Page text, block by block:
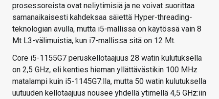
prosessoreista ovat neliytimisiä ja ne voivat suorittaa
samanaikaisesti kahdeksaa säiettä Hyper-threading-
teknologian avulla, mutta i5-mallissa on käytössä vain 8
Mt L3-välimuistia, kun i7-mallissa sitä on 12 Mt.
Core i5-1155G7 peruskellotaajuus 28 watin kulutuksella
on 2,5 GHz, eli kenties hieman yllättävästikin 100 MHz
matalampi kuin i5-1145G7:lla, mutta 50 watin kulutuksella
uutuuden kellotaajuus nousee yhdellä ytimellä 4,5 GHz:iin